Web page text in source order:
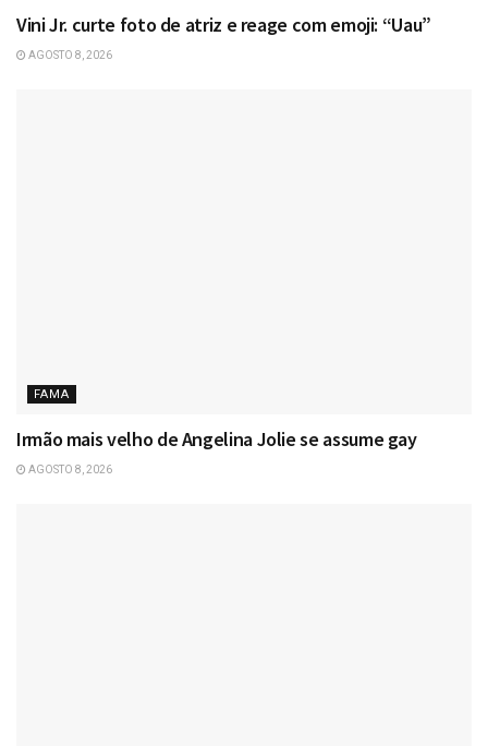
Vini Jr. curte foto de atriz e reage com emoji: “Uau”
AGOSTO 8, 2026
FAMA
Irmão mais velho de Angelina Jolie se assume gay
AGOSTO 8, 2026